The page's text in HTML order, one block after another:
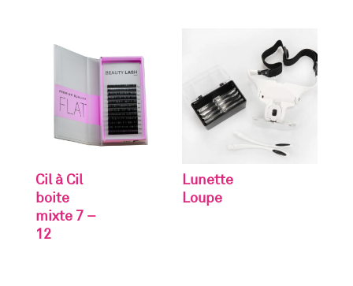
Cil à Cil
boite
mixte 7 –
12
Lunette
Loupe